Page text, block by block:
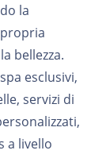
la
bellezza.
esclusivi,
servizi di
a livello